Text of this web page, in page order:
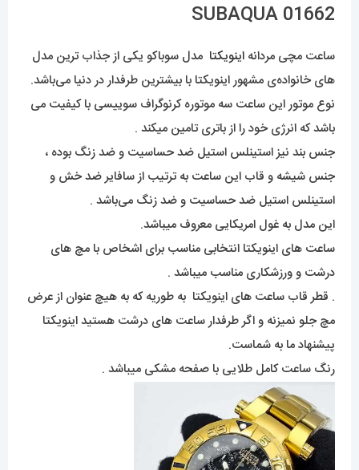
SUBAQUA 01662
ساعت مچی مردانه اینویکتا مدل سوباکو یکی از جذاب ترین مدل
های خانواده‌ی مشهور اینویکتا با بیشترین طرفدار در دنیا می‌باشد.
نوع موتور این ساعت سه موتوره کرنوگراف سوییسی با کیفیت می
باشد که انرژی خود را از باتری تامین میکند .
جنس بند نیز استینلس استیل ضد حساسیت و ضد زنگ بوده ،
جنس شیشه و قاب این ساعت به ترتیب از سافایر ضد خش و
استینلس استیل ضد حساسیت و ضد زنگ می‌باشد .
این مدل به غول امریکایی معروف میباشد.
ساعت های اینویکتا انتخابی مناسب برای اشخاص با مچ های
درشت و ورزشکاری مناسب میباشد .
. قطر قاب ساعت های اینویکتا به طوریه که به هیچ عنوان از عرض
مچ جلو نمیزنه و اگر طرفدار ساعت های درشت هستید اینویکتا
پیشنهاد ما به شماست.
رنگ ساعت کامل طلایی با صفحه مشکی میباشد .